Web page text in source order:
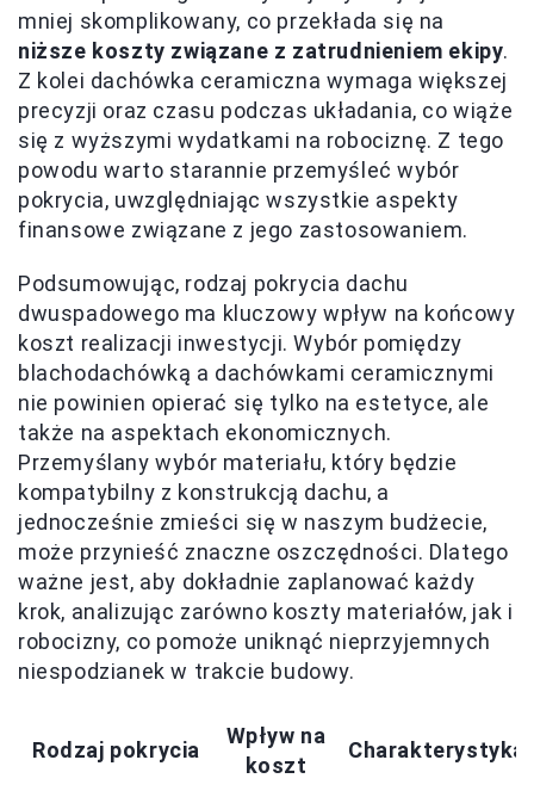
mniej skomplikowany, co przekłada się na
niższe koszty związane z zatrudnieniem ekipy.
Z kolei dachówka ceramiczna wymaga większej
precyzji oraz czasu podczas układania, co wiąże
się z wyższymi wydatkami na robociznę. Z tego
powodu warto starannie przemyśleć wybór
pokrycia, uwzględniając wszystkie aspekty
finansowe związane z jego zastosowaniem.
Podsumowując, rodzaj pokrycia dachu
dwuspadowego ma kluczowy wpływ na końcowy
koszt realizacji inwestycji. Wybór pomiędzy
blachodachówką a dachówkami ceramicznymi
nie powinien opierać się tylko na estetyce, ale
także na aspektach ekonomicznych.
Przemyślany wybór materiału, który będzie
kompatybilny z konstrukcją dachu, a
jednocześnie zmieści się w naszym budżecie,
może przynieść znaczne oszczędności. Dlatego
ważne jest, aby dokładnie zaplanować każdy
krok, analizując zarówno koszty materiałów, jak i
robocizny, co pomoże uniknąć nieprzyjemnych
niespodzianek w trakcie budowy.
Rodzaj pokrycia
Wpływ na
koszt
Charakterystyka